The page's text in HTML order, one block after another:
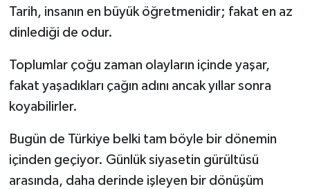
Tarih, insanın en büyük öğretmenidir; fakat en az
dinlediği de odur.
Toplumlar çoğu zaman olayların içinde yaşar,
fakat yaşadıkları çağın adını ancak yıllar sonra
koyabilirler.
Bugün de Türkiye belki tam böyle bir dönemin
içinden geçiyor. Günlük siyasetin gürültüsü
arasında, daha derinde işleyen bir dönüşüm
Laçin
Mecitözü
Oğuzlar
Ortaköy